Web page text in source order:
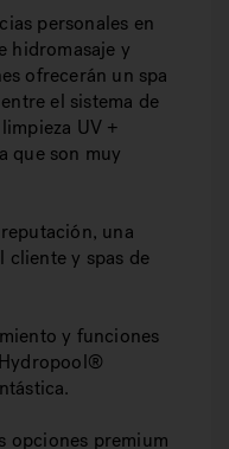
personales en
hidromasaje y
ofrecerán un spa
el sistema de
UV +
que son muy
una
cliente y spas de
y funciones
opciones premium